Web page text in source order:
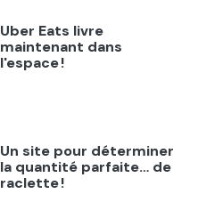
Uber Eats livre
maintenant dans
l'espace !
Un site pour déterminer
la quantité parfaite… de
raclette !